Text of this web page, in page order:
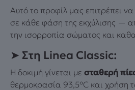
Αυτό το προφίλ μας επιτρέπει
σε κάθε φάση της εκχύλισης —
την ισορροπία σώματος και
➤ Στη Linea Classic:
Η δοκιμή γίνεται με σταθερή
θερμοκρασία 93,5°C και χρήση